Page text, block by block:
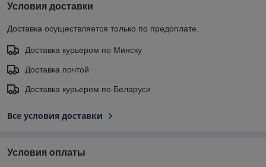
Условия доставки
Доставка осуществляется только по предоплате.
Доставка курьером по Минску
Доставка почтой
Доставка курьером по Беларуси
Все условия доставки
Условия оплаты